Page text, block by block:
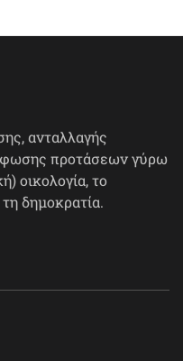
ανταλλαγής
προτάσεων γύρω
οικολογία, το
δημοκρατία.